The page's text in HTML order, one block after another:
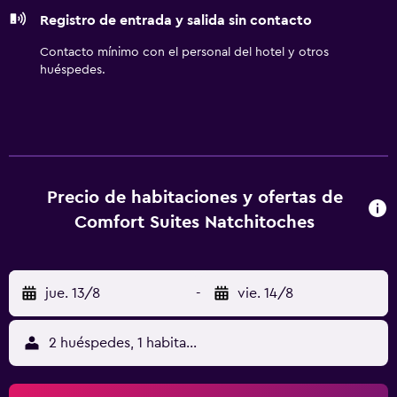
Registro de entrada y salida sin contacto
Contacto mínimo con el personal del hotel y otros
huéspedes.
Precio de habitaciones y ofertas de
Comfort Suites Natchitoches
jue. 13/8 - vie. 14/8
2 huéspedes, 1 habitación